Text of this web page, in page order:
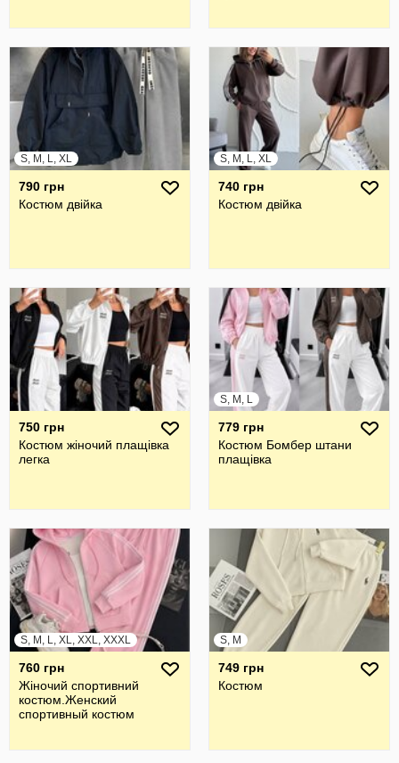
S, M, L, XL
790 грн
Костюм двійка
S, M, L, XL
740 грн
Костюм двійка
750 грн
Костюм жіночий плащівка
легка
S, M, L
779 грн
Костюм Бомбер штани
плащівка
S, M, L, XL, XXL, XXXL
760 грн
Жiночий спортивний
костюм.Женский
спортивный костюм
S, M
749 грн
Костюм